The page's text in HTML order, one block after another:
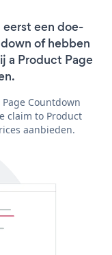
een doe-
of hebben
a Product Page
Countdown
claim to Product
aanbieden.